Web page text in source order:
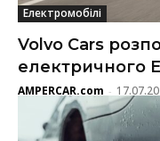
Електромобілі
Volvo Cars
електричного
AMPERCAR.com -